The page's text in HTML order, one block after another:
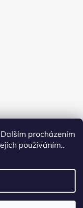
procházením
používáním..